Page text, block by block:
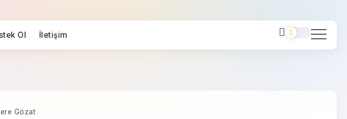
Ol İletişim
Gözat